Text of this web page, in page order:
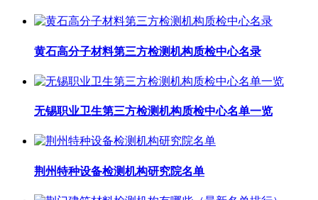
黄石高分子材料第三方检测机构质检中心名录
无锡职业卫生第三方检测机构质检中心名单一览
荆州特种设备检测机构研究院名单